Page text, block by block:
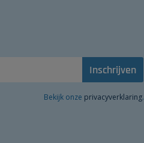
Inschrijven
Bekijk onze privacyverklaring.